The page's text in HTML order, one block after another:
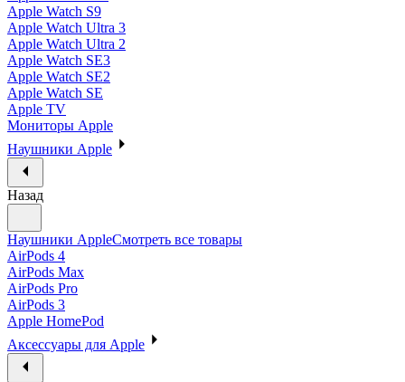
Apple Watch S9
Apple Watch Ultra 3
Apple Watch Ultra 2
Apple Watch SE3
Apple Watch SE2
Apple Watch SE
Apple TV
Мониторы Apple
Наушники Apple
Назад
Наушники AppleСмотреть все товары
AirPods 4
AirPods Max
AirPods Pro
AirPods 3
Apple HomePod
Аксессуары для Apple